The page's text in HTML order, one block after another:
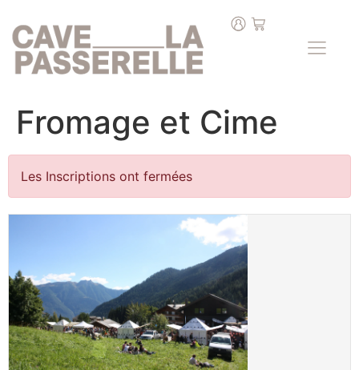
Fromage et Cime
Les Inscriptions ont fermées